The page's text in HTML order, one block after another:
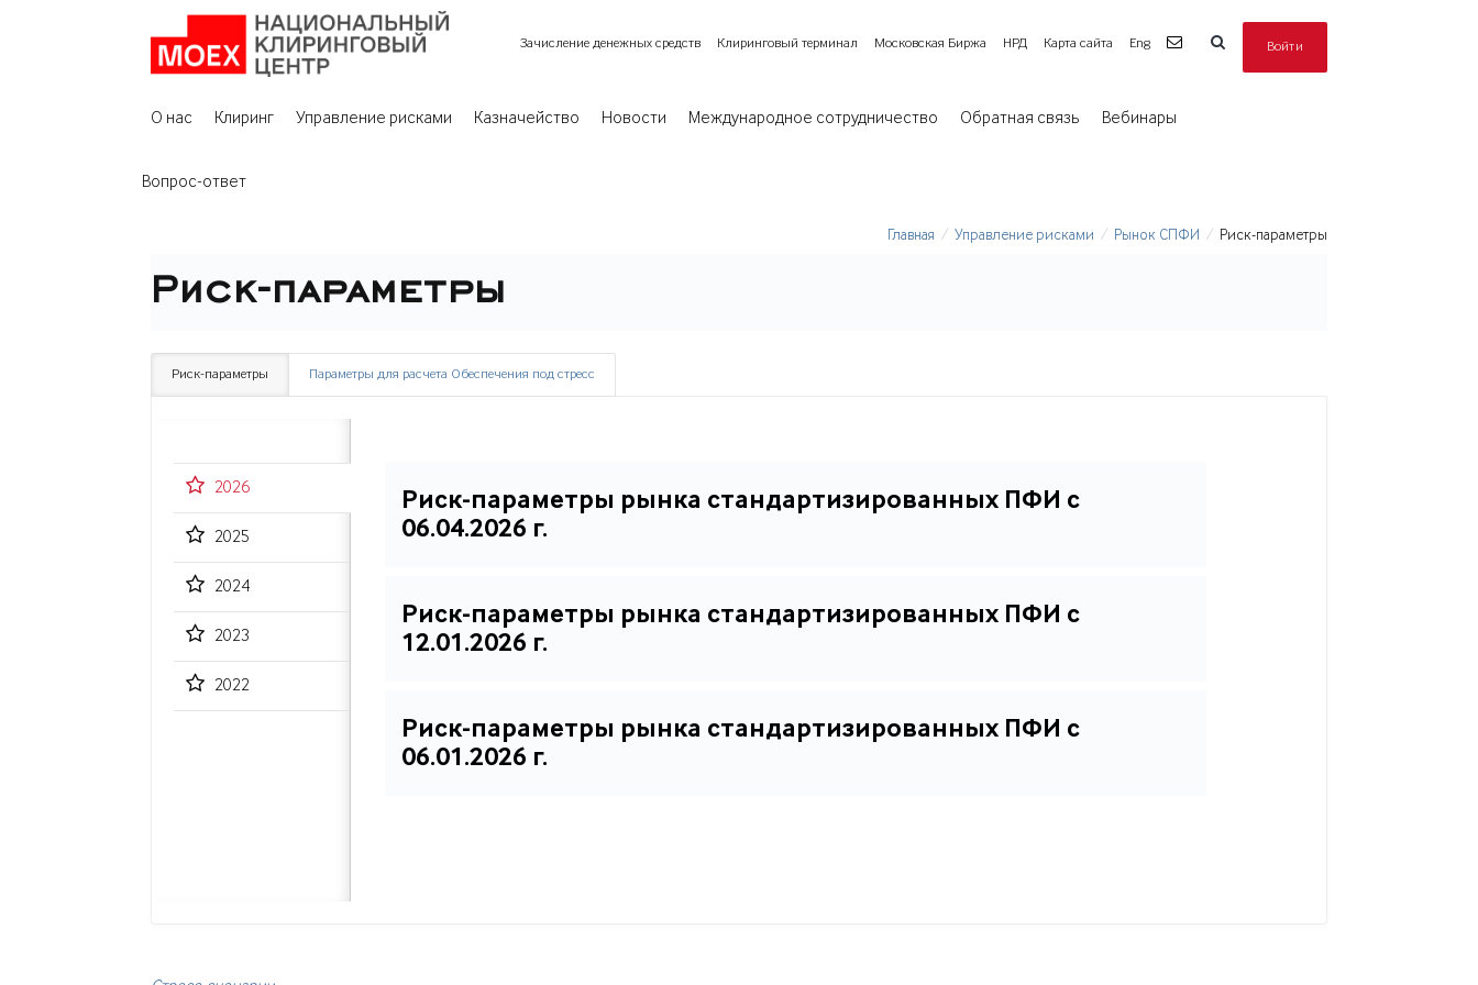
Зачисление денежных средств Клиринговый терминал Московская Биржа НРД Карта сайта Eng Войти
О нас Клиринг Управление рисками Казначейство Новости Международное сотрудничество Обратная связь Вебинары
Вопрос-ответ
Главная Управление рисками Рынок СПФИ Риск-параметры
Риск-параметры
Риск-параметры Параметры для расчета Обеспечения под стресс
2026
2025
2024
2023
2022
Риск-параметры рынка стандартизированных ПФИ с
06.04.2026 г.
Риск-параметры рынка стандартизированных ПФИ с
12.01.2026 г.
Риск-параметры рынка стандартизированных ПФИ с
06.01.2026 г.